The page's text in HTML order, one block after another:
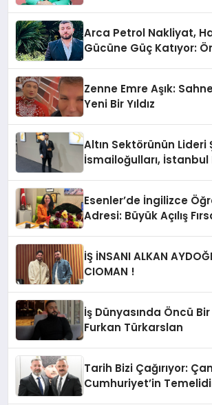
Arca Petrol Nakliyat,
Gücüne Güç Katıyor:
Zenne Emre Aşık:
Yeni Bir Yıldız
Altın Sektörünün Lideri
İsmailoğulları,
Esenler’de İngilizce
Adresi: Büyük Açılış
İŞ İNSANI ALKAN
CIOMAN !
İş Dünyasında Öncü
Furkan Türkarslan
Tarih Bizi Çağırıyor:
Cumhuriyet’in